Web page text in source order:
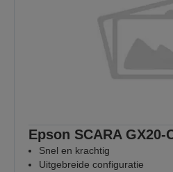
Epson SCARA GX20-
Snel en krachtig
Uitgebreide configuratie